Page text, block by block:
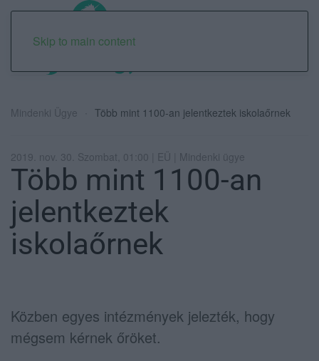
Skip to main content
Mindenki Ügye Több mint 1100-an jelentkeztek iskolaőrnek
2019. nov. 30. Szombat, 01:00 | EÜ | Mindenki ügye
Több mint 1100-an
jelentkeztek
iskolaőrnek
Közben egyes intézmények jelezték, hogy
mégsem kérnek őröket.